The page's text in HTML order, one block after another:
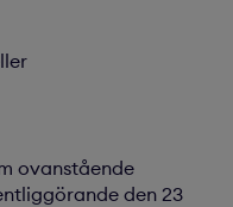
ovanstående
den 23